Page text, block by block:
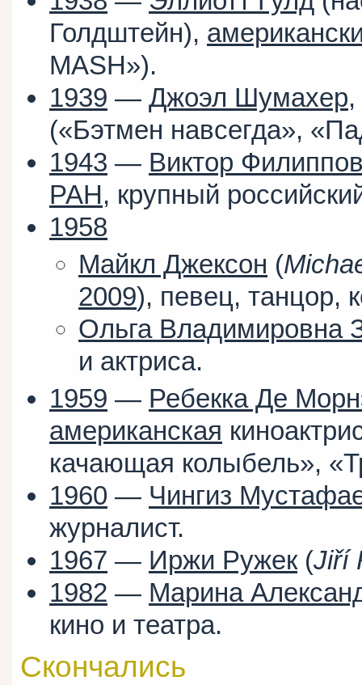
Голдштейн),
MASH»).
1939 — Джоэл Шумахер
(«Бэтмен навсегда»,
1943 — Виктор
РАН, крупный
1958
Майкл Джексон (
2009), певец, танцор,
Ольга Владимировна
и актриса.
1959 — Ребекка Де
американская
качающая колыбель»,
1960 — Чингиз
журналист.
1967 — Иржи Ружек(Jiří
1982 — Марина
кино и театра.
Скончались